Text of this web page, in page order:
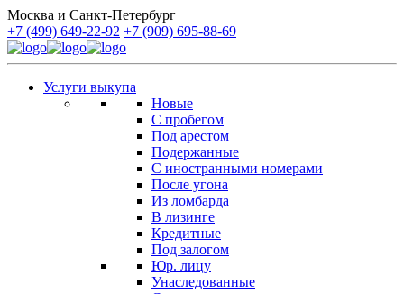
Москва и Санкт-Петербург
+7 (499) 649-22-92 +7 (909) 695-88-69
Услуги выкупа
Новые
С пробегом
Под арестом
Подержанные
С иностранными номерами
После угона
Из ломбарда
В лизинге
Кредитные
Под залогом
Юр. лицу
Унаследованные